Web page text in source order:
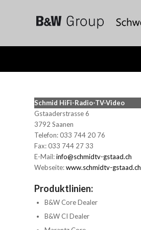
Schmid HiFi-Radio-TV-Video
Gstaaderstrasse 6
3792 Saanen
Telefon: 033 744 20 76
Fax: 033 744 27 33
E-Mail:info@schmidtv-gstaad.ch
Webseite:www.schmidtv-gstaad.ch
Produktlinien:
B&W Core Dealer
B&W CI Dealer